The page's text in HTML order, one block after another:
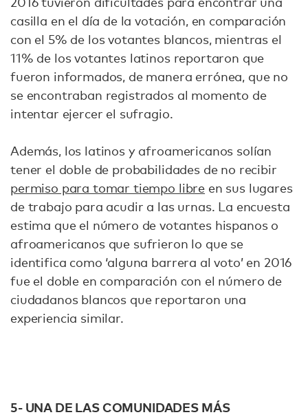
casilla en el día de la votación, en comparación
con el 5% de los votantes blancos, mientras el
11% de los votantes latinos reportaron que
fueron informados, de manera errónea, que no
se encontraban registrados al momento de
intentar ejercer el sufragio.
Además, los latinos y afroamericanos solían
tener el doble de probabilidades de no recibir
permiso para tomar tiempo libre en sus lugares
de trabajo para acudir a las urnas. La encuesta
estima que el número de votantes hispanos o
afroamericanos que sufrieron lo que se
identifica como ‘alguna barrera al voto’ en 2016
fue el doble en comparación con el número de
ciudadanos blancos que reportaron una
experiencia similar.
5- UNA DE LAS COMUNIDADES MÁS